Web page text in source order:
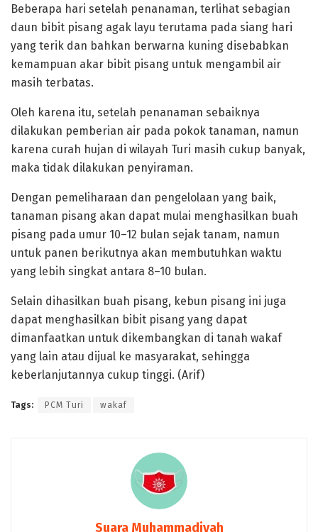
Beberapa hari setelah penanaman, terlihat sebagian
daun bibit pisang agak layu terutama pada siang hari
yang terik dan bahkan berwarna kuning disebabkan
kemampuan akar bibit pisang untuk mengambil air
masih terbatas.
Oleh karena itu, setelah penanaman sebaiknya
dilakukan pemberian air pada pokok tanaman, namun
karena curah hujan di wilayah Turi masih cukup banyak,
maka tidak dilakukan penyiraman.
Dengan pemeliharaan dan pengelolaan yang baik,
tanaman pisang akan dapat mulai menghasilkan buah
pisang pada umur 10–12 bulan sejak tanam, namun
untuk panen berikutnya akan membutuhkan waktu
yang lebih singkat antara 8–10 bulan.
Selain dihasilkan buah pisang, kebun pisang ini juga
dapat menghasilkan bibit pisang yang dapat
dimanfaatkan untuk dikembangkan di tanah wakaf
yang lain atau dijual ke masyarakat, sehingga
keberlanjutannya cukup tinggi. (Arif)
Tags: PCM Turi wakaf
Suara Muhammadiyah